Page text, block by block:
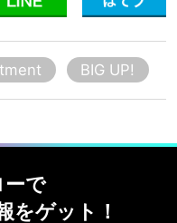
BIG UP!
ーで
をゲット！